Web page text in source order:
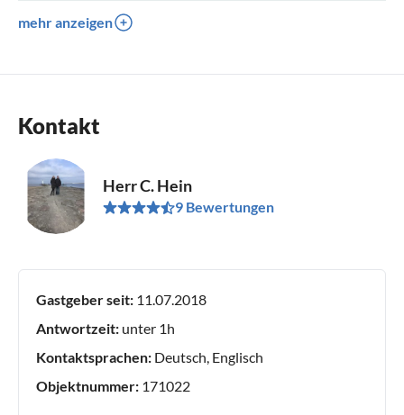
mehr anzeigen
Kontakt
Herr C. Hein
9 Bewertungen
Gastgeber seit: 11.07.2018
Antwortzeit: unter 1h
Kontaktsprachen: Deutsch, Englisch
Objektnummer: 171022